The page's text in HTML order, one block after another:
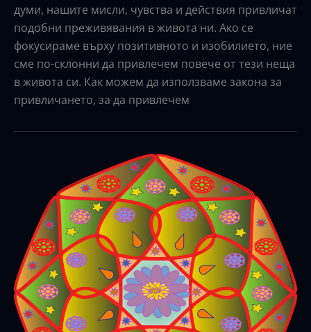
думи, нашите мисли, чувства и действия привличат
подобни преживявания в живота ни. Ако се
фокусираме върху позитивното и изобилието, ние
сме по-склонни да привлечем повече от тези неща
в живота си. Как можем да използваме закона за
привличането, за да привлечем